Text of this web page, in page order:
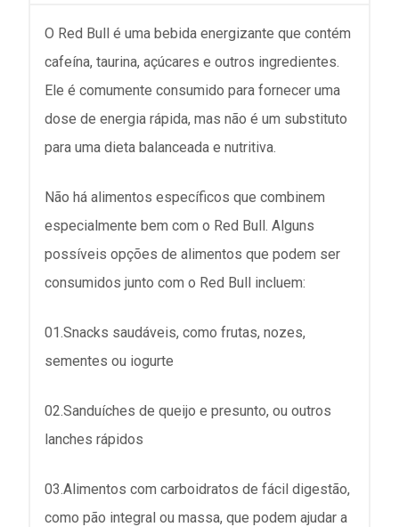
O Red Bull é uma bebida energizante que contém
cafeína, taurina, açúcares e outros ingredientes.
Ele é comumente consumido para fornecer uma
dose de energia rápida, mas não é um substituto
para uma dieta balanceada e nutritiva.
Não há alimentos específicos que combinem
especialmente bem com o Red Bull. Alguns
possíveis opções de alimentos que podem ser
consumidos junto com o Red Bull incluem:
01.Snacks saudáveis, como frutas, nozes,
sementes ou iogurte
02.Sanduíches de queijo e presunto, ou outros
lanches rápidos
03.Alimentos com carboidratos de fácil digestão,
como pão integral ou massa, que podem ajudar a